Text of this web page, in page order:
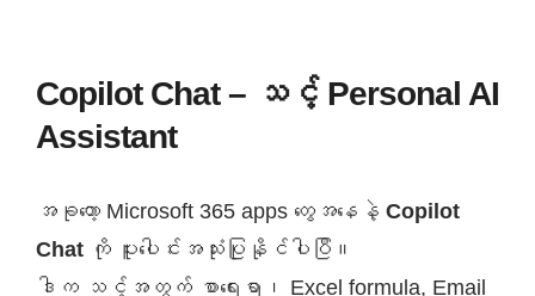
Copilot Chat – သင့် Personal AI
Assistant
အခုတော့ Microsoft 365 apps တွေအနေနဲ့ Copilot
Chatကို ပူးပေါင်းအသုံးပြုနိုင်ပါပြီ။
ဒါက သင့်အတွက် စာရေးရာ၊ Excel formula, Email